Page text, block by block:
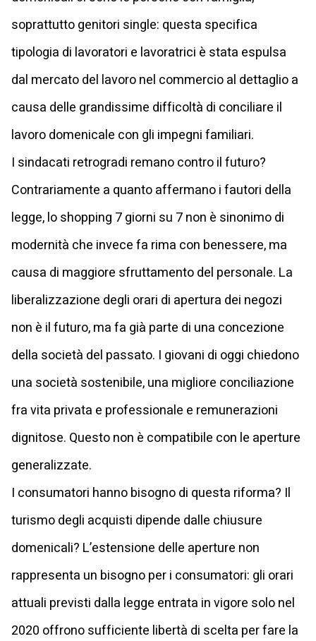
soprattutto genitori single: questa specifica
tipologia di lavoratori e lavoratrici è stata espulsa
dal mercato del lavoro nel commercio al dettaglio a
causa delle grandissime difficoltà di conciliare il
lavoro domenicale con gli impegni familiari.
I sindacati retrogradi remano contro il futuro?
Contrariamente a quanto affermano i fautori della
legge, lo shopping 7 giorni su 7 non è sinonimo di
modernità che invece fa rima con benessere, ma
causa di maggiore sfruttamento del personale. La
liberalizzazione degli orari di apertura dei negozi
non è il futuro, ma fa già parte di una concezione
della società del passato. I giovani di oggi chiedono
una società sostenibile, una migliore conciliazione
fra vita privata e professionale e remunerazioni
dignitose. Questo non è compatibile con le aperture
generalizzate.
I consumatori hanno bisogno di questa riforma? Il
turismo degli acquisti dipende dalle chiusure
domenicali? L’estensione delle aperture non
rappresenta un bisogno per i consumatori: gli orari
attuali previsti dalla legge entrata in vigore solo nel
2020 offrono sufficiente libertà di scelta per fare la